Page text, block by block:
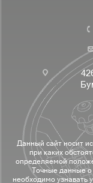
Данный сайт носит
при каких
определяемой
Точные данные о
необходимо узнавать